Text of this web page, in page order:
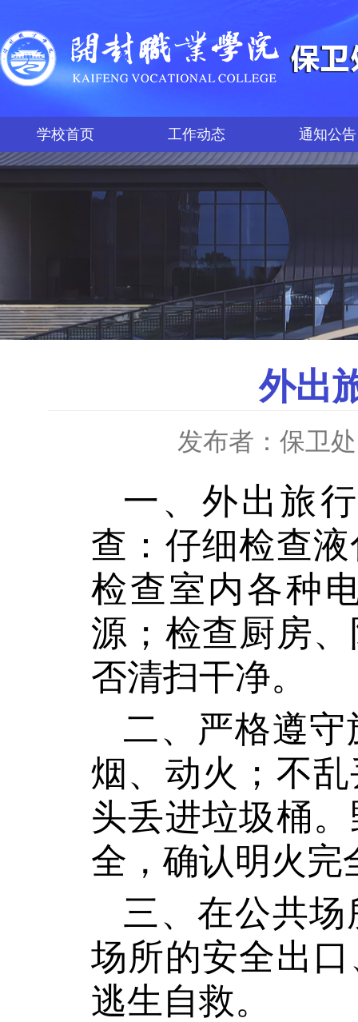
学校首页 工作动态 通知公告
外出
发布者：保卫处
一、外出旅
查：仔细检查
检查室内各种
源；检查厨房
否清扫干净。
二、严格遵
烟、动火；不
头丢进垃圾桶
全，确认明火完
三、在公共
场所的安全出
逃生自救。